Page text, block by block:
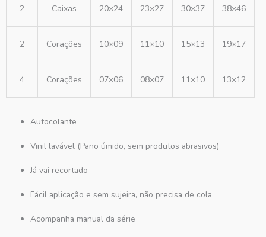
2 Caixas 20×24 23×27 30×37 38×46
2 Corações 10×09 11×10 15×13 19×17
4 Corações 07×06 08×07 11×10 13×12
Autocolante
Vinil lavável (Pano úmido, sem produtos abrasivos)
Já vai recortado
Fácil aplicação e sem sujeira, não precisa de cola
Acompanha manual da série